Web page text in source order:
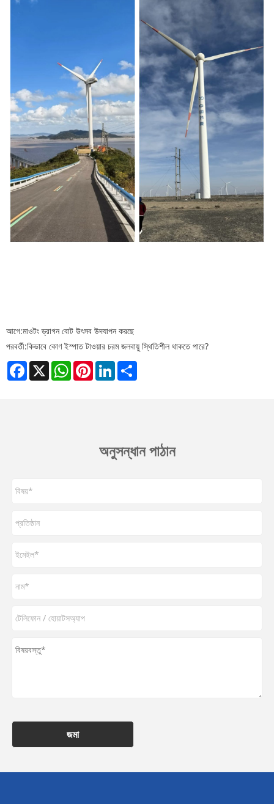
আগে:মাওটং ড্রাগন বোট উৎসব উদযাপন করছে
পরবর্তী:কিভাবে কোণ ইস্পাত টাওয়ার চরম জলবায়ু স্থিতিশীল থাকতে পারে?
Facebook
X WhatsAppPinterestLinkedIn
অনুসন্ধান পাঠান
জমা